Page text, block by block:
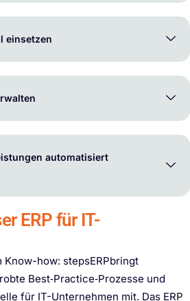
einsetzen
automatisiert
ERP für IT-
how: stepsERPbringt
Best‑Practice‑Prozesse und
für IT-Unternehmen mit. Das ERP